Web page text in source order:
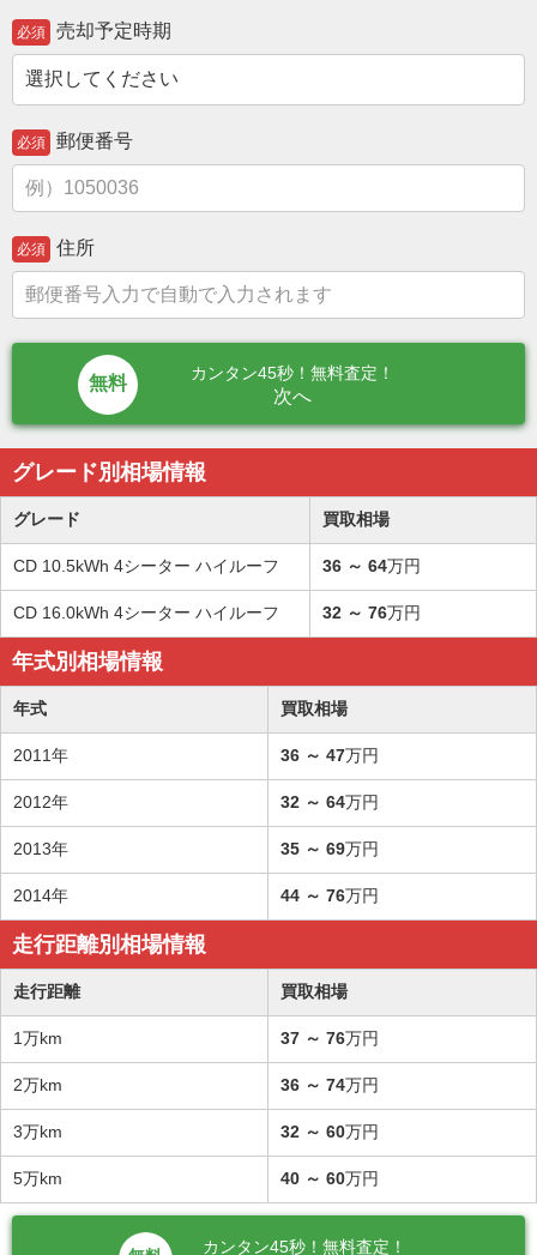
必須 売却予定時期
必須 郵便番号
必須 住所
カンタン45秒！無料査定！
次へ
グレード別相場情報
グレード 買取相場
CD 10.5kWh 4シーター ハイルーフ 36 ～ 64万円
CD 16.0kWh 4シーター ハイルーフ 32 ～ 76万円
年式別相場情報
年式 買取相場
2011年 36 ～ 47万円
2012年 32 ～ 64万円
2013年 35 ～ 69万円
2014年 44 ～ 76万円
走行距離別相場情報
走行距離 買取相場
1万km 37 ～ 76万円
2万km 36 ～ 74万円
3万km 32 ～ 60万円
5万km 40 ～ 60万円
カンタン45秒！無料査定！